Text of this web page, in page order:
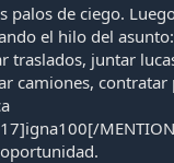
palos de ciego.
el hilo del
traslados, juntar
camiones, contratar